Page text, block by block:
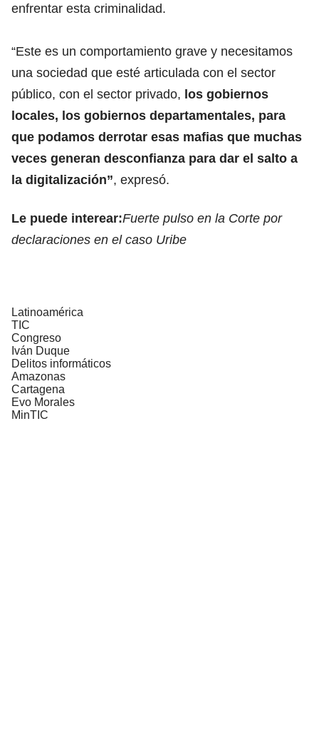
enfrentar esta criminalidad.
“Este es un comportamiento grave y necesitamos
una sociedad que esté articulada con el sector
público, con el sector privado, los gobiernos
locales, los gobiernos departamentales, para
que podamos derrotar esas mafias que muchas
veces generan desconfianza para dar el salto a
la digitalización”, expresó.
Le puede interear:Fuerte pulso en la Corte por
declaraciones en el caso Uribe
Latinoamérica
TIC
Congreso
Iván Duque
Delitos informáticos
Amazonas
Cartagena
Evo Morales
MinTIC